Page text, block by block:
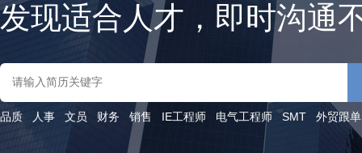
发现适合人才，即时沟通
品质 人事 文员 财务 销售 IE工程师 电气工程师 SMT 外贸跟单